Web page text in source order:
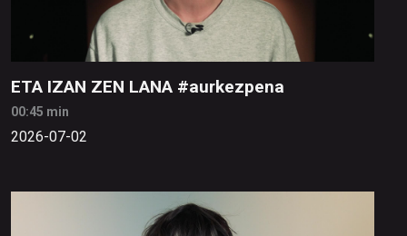
ETA IZAN ZEN LANA #aurkezpena
00:45 min
2026-07-02